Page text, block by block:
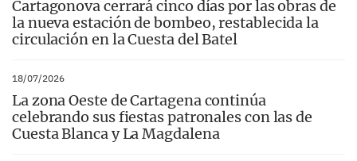
Cartagonova cerrará cinco días por las obras de
la nueva estación de bombeo, restablecida la
circulación en la Cuesta del Batel
18/07/2026
La zona Oeste de Cartagena continúa
celebrando sus fiestas patronales con las de
Cuesta Blanca y La Magdalena